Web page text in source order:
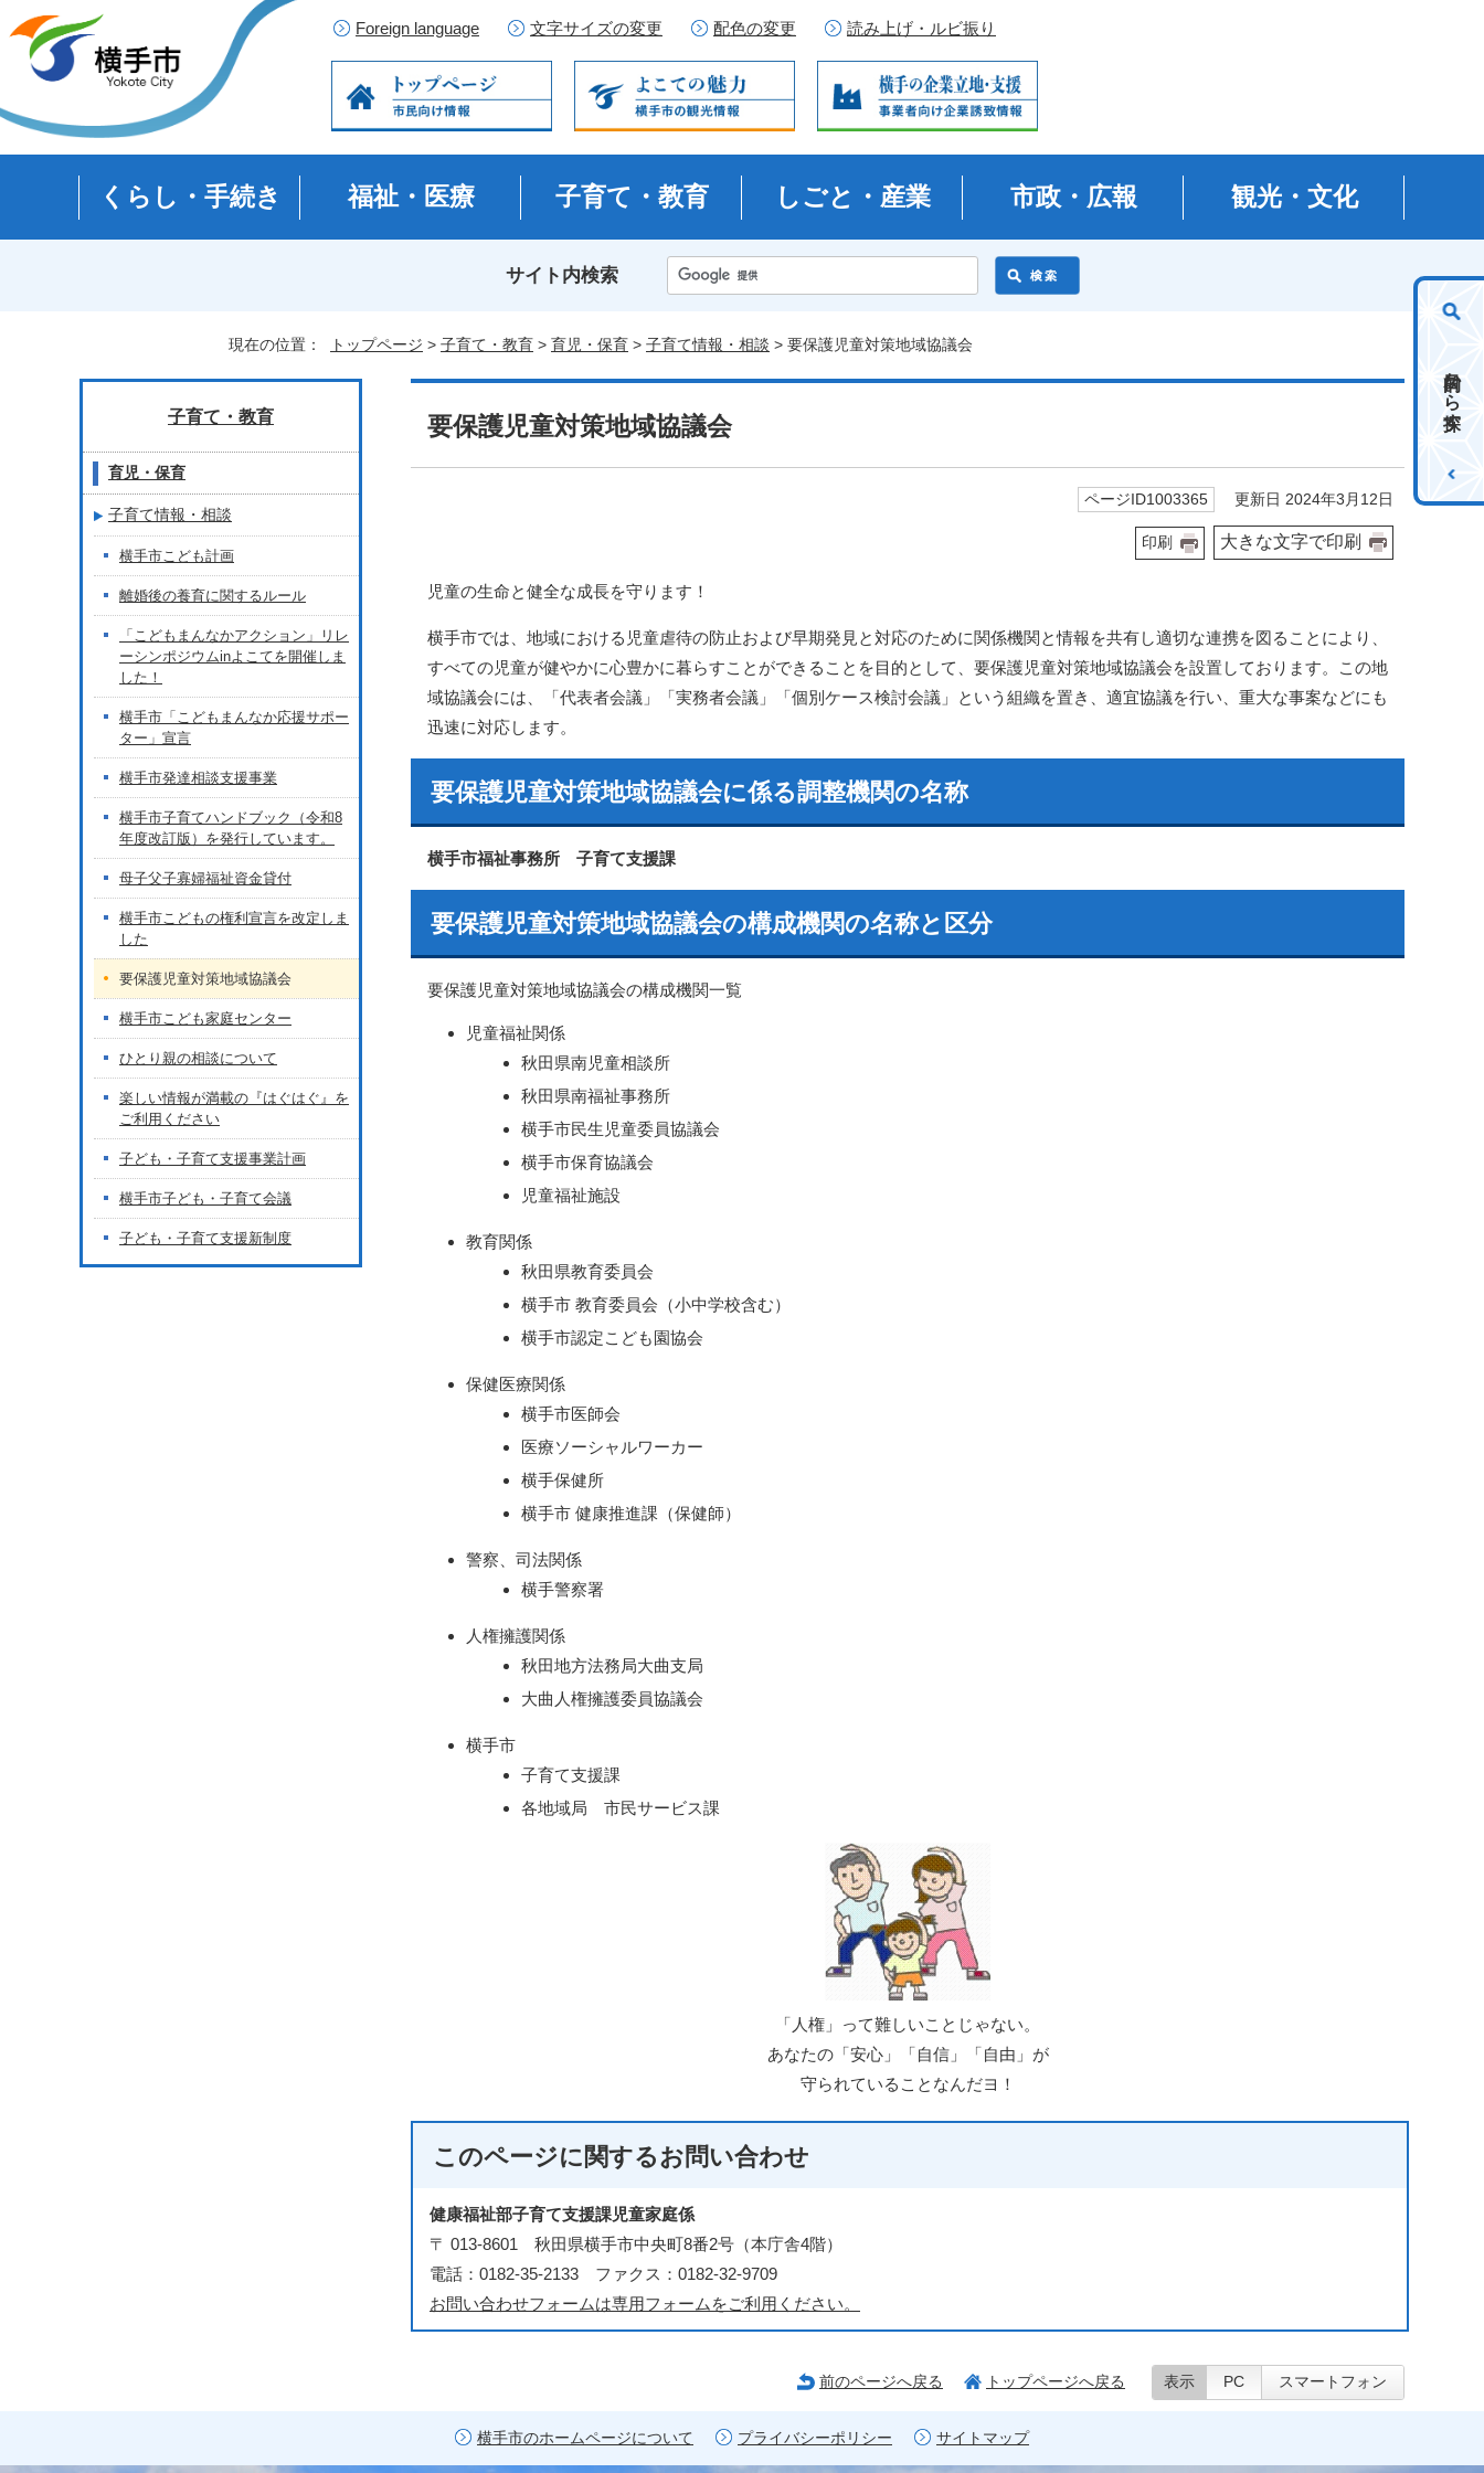
Foreign language 文字サイズの変更 配色の変更 読み上げ・ルビ振り
くらし・手続き 福祉・医療 子育て・教育 しごと・産業 市政・広報 観光・文化
サイト内検索
目的から探す
現在の位置： トップページ > 子育て・教育 > 育児・保育 > 子育て情報・相談 > 要保護児童対策地域協議会
要保護児童対策地域協議会
ページID1003365 更新日 2024年3月12日
印刷 大きな文字で印刷
児童の生命と健全な成長を守ります！
横手市では、地域における児童虐待の防止および早期発見と対応のために関係機関と情報を共有し適切な連携を図ることにより、
すべての児童が健やかに心豊かに暮らすことができることを目的として、要保護児童対策地域協議会を設置しております。この地
域協議会には、「代表者会議」「実務者会議」「個別ケース検討会議」という組織を置き、適宜協議を行い、重大な事案などにも
迅速に対応します。
要保護児童対策地域協議会に係る調整機関の名称
横手市福祉事務所 子育て支援課
要保護児童対策地域協議会の構成機関の名称と区分
要保護児童対策地域協議会の構成機関一覧
児童福祉関係
秋田県南児童相談所
秋田県南福祉事務所
横手市民生児童委員協議会
横手市保育協議会
児童福祉施設
教育関係
秋田県教育委員会
横手市 教育委員会（小中学校含む）
横手市認定こども園協会
保健医療関係
横手市医師会
医療ソーシャルワーカー
横手保健所
横手市 健康推進課（保健師）
警察、司法関係
横手警察署
人権擁護関係
秋田地方法務局大曲支局
大曲人権擁護委員協議会
横手市
子育て支援課
各地域局 市民サービス課
「人権」って難しいことじゃない。
あなたの「安心」「自信」「自由」が
守られていることなんだヨ！
このページに関するお問い合わせ
健康福祉部子育て支援課児童家庭係
〒 013-8601 秋田県横手市中央町8番2号（本庁舎4階）
電話：0182-35-2133 ファクス：0182-32-9709
お問い合わせフォームは専用フォームをご利用ください。
子育て・教育
育児・保育
子育て情報・相談
横手市こども計画
離婚後の養育に関するルール
「こどもまんなかアクション」リレ
ーシンポジウムinよこてを開催しま
した！
横手市「こどもまんなか応援サポー
ター」宣言
横手市発達相談支援事業
横手市子育てハンドブック（令和8
年度改訂版）を発行しています。
母子父子寡婦福祉資金貸付
横手市こどもの権利宣言を改定しま
した
要保護児童対策地域協議会
横手市こども家庭センター
ひとり親の相談について
楽しい情報が満載の『はぐはぐ』を
ご利用ください
子ども・子育て支援事業計画
横手市子ども・子育て会議
子ども・子育て支援新制度
前のページへ戻る トップページへ戻る 表示 PC スマートフォン
横手市のホームページについて プライバシーポリシー サイトマップ